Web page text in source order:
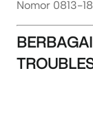
Nomor 0813-